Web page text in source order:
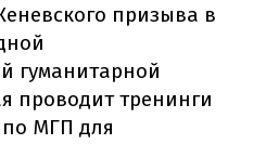
призыва в
гуманитарной
проводит тренинги
МГП для